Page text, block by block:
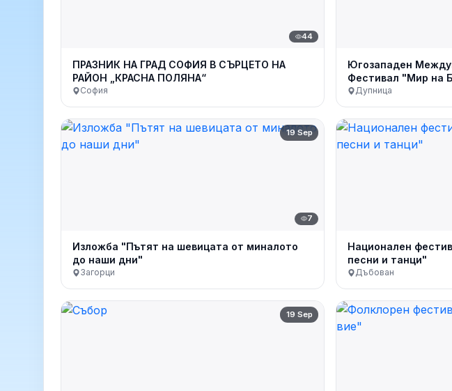
44
ПРАЗНИК НА ГРАД СОФИЯ В СЪРЦЕТО НА
РАЙОН „КРАСНА ПОЛЯНА“
София
Югозападeн
Фестивал "Мир на
Дупница
19 Sep
7
Изложба "Пътят на шевицата от миналото
до наши дни"
Загорци
Национален
песни и танци"
Дъбован
19 Sep